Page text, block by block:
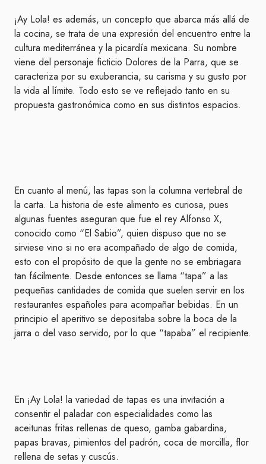
¡Ay Lola! es además, un concepto que abarca más allá de
la cocina, se trata de una expresión del encuentro entre la
cultura mediterránea y la picardía mexicana. Su nombre
viene del personaje ficticio Dolores de la Parra, que se
caracteriza por su exuberancia, su carisma y su gusto por
la vida al límite. Todo esto se ve reflejado tanto en su
propuesta gastronómica como en sus distintos espacios.
En cuanto al menú, las tapas son la columna vertebral de
la carta. La historia de este alimento es curiosa, pues
algunas fuentes aseguran que fue el rey Alfonso X,
conocido como “El Sabio”, quien dispuso que no se
sirviese vino si no era acompañado de algo de comida,
esto con el propósito de que la gente no se embriagara
tan fácilmente. Desde entonces se llama “tapa” a las
pequeñas cantidades de comida que suelen servir en los
restaurantes españoles para acompañar bebidas. En un
principio el aperitivo se depositaba sobre la boca de la
jarra o del vaso servido, por lo que “tapaba” el recipiente.
En ¡Ay Lola! la variedad de tapas es una invitación a
consentir el paladar con especialidades como las
aceitunas fritas rellenas de queso, gamba gabardina,
papas bravas, pimientos del padrón, coca de morcilla, flor
rellena de setas y cuscús.